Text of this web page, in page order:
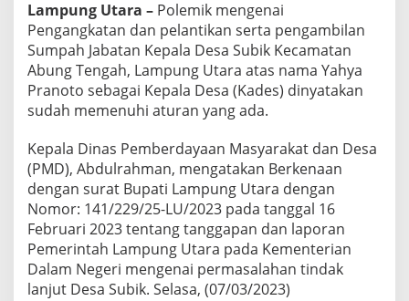
a
h
S
e
c
a
r
H
u
u
m
Lampung Utara – Polemik mengenai
Pengangkatan dan pelantikan serta pengambilan
Sumpah Jabatan Kepala Desa Subik Kecamatan
Abung Tengah, Lampung Utara atas nama Yahya
Pranoto sebagai Kepala Desa (Kades) dinyatakan
sudah memenuhi aturan yang ada.
Kepala Dinas Pemberdayaan Masyarakat dan Desa
(PMD), Abdulrahman, mengatakan Berkenaan
dengan surat Bupati Lampung Utara dengan
Nomor: 141/229/25-LU/2023 pada tanggal 16
Februari 2023 tentang tanggapan dan laporan
Pemerintah Lampung Utara pada Kementerian
Dalam Negeri mengenai permasalahan tindak
lanjut Desa Subik. Selasa, (07/03/2023)